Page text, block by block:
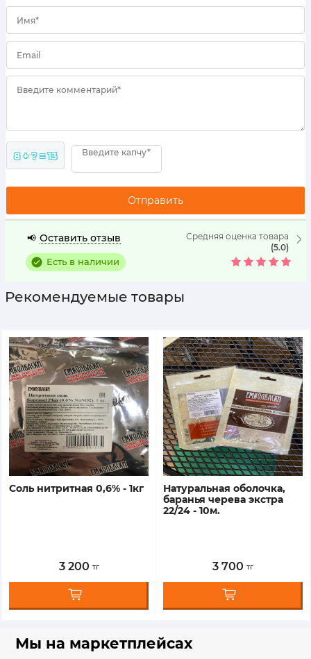
Имя*
Email
Введите комментарий*
8 + ? = 13 Введите капчу*
Средняя оценка товара
(5.0)
📢 Оставить отзыв
Есть в наличии
Рекомендуемые товары
соль нитритная 0,6% - 1кг
3 200 тг
натуральная оболочка,
баранья черева экстра
22/24 - 10м.
3 700 тг
Мы на маркетплейсах